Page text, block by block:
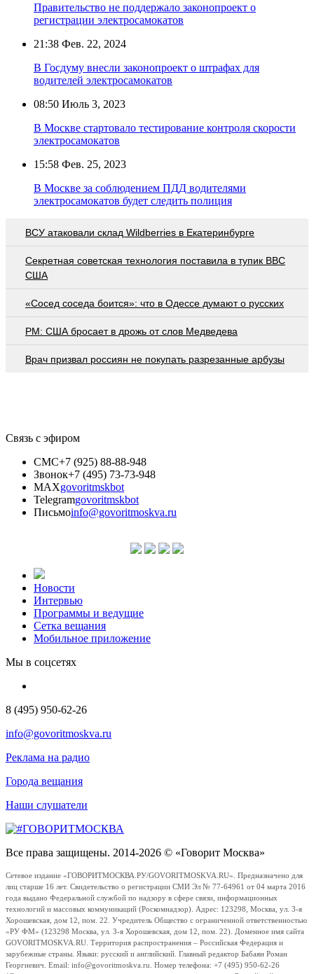
Правительство не поддержало законопроект о
регистрации электросамокатов
21:38 Фев. 22, 2024
В Госдуму внесли законопроект о штрафах для
водителей электросамокатов
08:50 Июль 3, 2023
В Москве стартовало тестирование контроля скорости
электросамокатов
15:58 Фев. 25, 2023
В Москве за соблюдением ПДД водителями
электросамокатов будет следить полиция
ВСУ атаковали склад Wildberries в Екатеринбурге
Секретная советская технология поставила в тупик ВВС
США
«Сосед соседа боится»: что в Одессе думают о русских
PM: США бросает в дрожь от слов Медведева
Врач призвал россиян не покупать разрезанные арбузы
Связь с эфиром
СМС+7 (925) 88-88-948
Звонок+7 (495) 73-73-948
MAXgovoritmskbot
Telegramgovoritmskbot
Письмоinfo@govoritmoskva.ru
Новости
Интервью
Программы и ведущие
Сетка вещания
Мобильное приложение
Мы в соцсетях
8 (495) 950-62-26
info@govoritmoskva.ru
Реклама на радио
Города вещания
Наши слушатели
Все права защищены. 2014-2026 © «Говорит Москва»
Сетевое издание «ГОВОРИТМОСКВА.РУ/GOVORITMOSKVA.RU». Предназначено для
лиц старше 16 лет. Свидетельство о регистрации СМИ Эл № 77-64961 от 04 марта 2016
года выдано Федеральной службой по надзору в сфере связи, информационных
технологий и массовых коммуникаций (Роскомнадзор). Адрес: 123298, Москва, ул. 3-я
Хорошевская, дом 12, пом. 22. Учредитель Общество с ограниченной ответственностью
«РУ ФМ» (123298 Москва, ул. 3-я Хорошевская, дом 12, пом. 22). Доменное имя сайта
GOVORITMOSKVA.RU. Территория распространения – Российская Федерация и
зарубежные страны. Языки: русский и английский. Главный редактор Бабаян Роман
Георгиевич. Email: info@govoritmoskva.ru. Номер телефона: +7 (495) 950-62-26